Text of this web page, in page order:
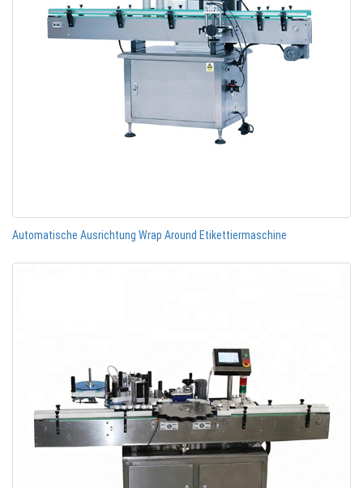
Automatische Ausrichtung Wrap Around Etikettiermaschine